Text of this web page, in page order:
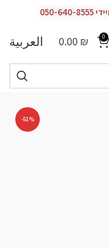
0
0.00 ₪ العربية
-51%